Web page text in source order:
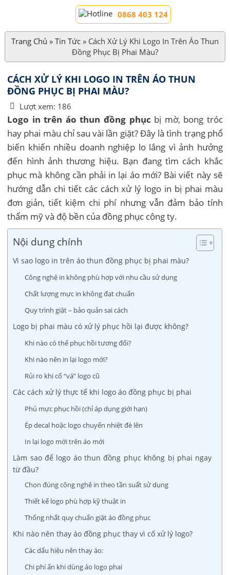
0868 403 124
Trang Chủ » Tin Tức» Cách Xử Lý Khi Logo In Trên Áo Thun
Đồng Phục Bị Phai Màu?
CÁCH XỬ LÝ KHI LOGO IN TRÊN ÁO THUN
ĐỒNG PHỤC BỊ PHAI MÀU?
Lượt xem: 186
Logo in trên áo thun đồng phục bị mờ, bong tróc
hay phai màu chỉ sau vài lần giặt? Đây là tình trạng phổ
biến khiến nhiều doanh nghiệp lo lắng vì ảnh hưởng
đến hình ảnh thương hiệu. Bạn đang tìm cách khắc
phục mà không cần phải in lại áo mới? Bài viết này sẽ
hướng dẫn chi tiết các cách xử lý logo in bị phai màu
đơn giản, tiết kiệm chi phí nhưng vẫn đảm bảo tính
thẩm mỹ và độ bền của đồng phục công ty.
Nội dung chính
Vì sao logo in trên áo thun đồng phục bị phai màu?
Công nghệ in không phù hợp với nhu cầu sử dụng
Chất lượng mực in không đạt chuẩn
Quy trình giặt – bảo quản sai cách
Logo bị phai màu có xử lý phục hồi lại được không?
Khi nào có thể phục hồi tương đối?
Khi nào nên in lại logo mới?
Rủi ro khi cố “vá” logo cũ
Các cách xử lý thực tế khi logo áo đồng phục bị phai
Phủ mực phục hồi (chỉ áp dụng giới hạn)
Ép decal hoặc logo chuyển nhiệt đè lên
In lại logo mới trên áo mới
Làm sao để logo áo thun đồng phục không bị phai ngay
từ đầu?
Chọn đúng công nghệ in theo tần suất sử dụng
Thiết kế logo phù hợp kỹ thuật in
Thống nhất quy chuẩn giặt áo đồng phục
Khi nào nên thay áo đồng phục thay vì cố xử lý logo?
Các dấu hiệu nên thay áo:
Chi phí ẩn khi dùng áo logo phai